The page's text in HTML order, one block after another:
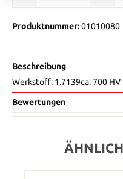
Produktnummer:01010080
Beschreibung
Werkstoff: 1.7139ca. 700 HV
Bewertungen